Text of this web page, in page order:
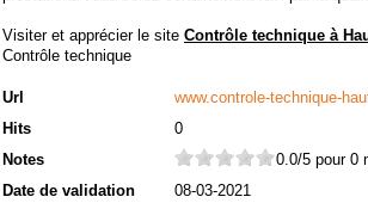
Visiter et apprécier le site Contrôle technique à
Contrôle technique
Url
www.controle-technique-
Hits
0
Notes
0.0/5 pour 0
Date de validation
08-03-2021